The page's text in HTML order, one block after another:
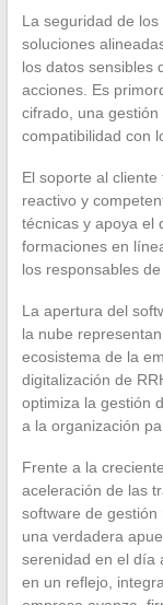
La seguridad de
soluciones
los datos sensibles
acciones. Es
cifrado, una
compatibilidad con
El soporte al
reactivo y
técnicas y apoya el
formaciones en
los responsables
La apertura del
la nube
ecosistema de la
digitalización de
optimiza la gestión
a la organización
Frente a la
aceleración de las
software de
una verdadera
serenidad en el día
en un reflejo,